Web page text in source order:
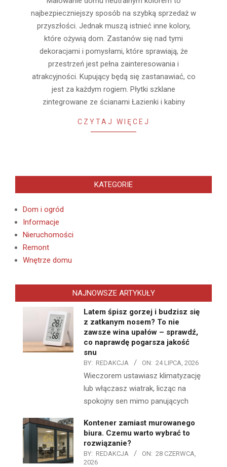
najbezpieczniejszy sposób na szybką sprzedaż w
przyszłości. Jednak muszą istnieć inne kolory,
które ożywią dom. Zastanów się nad tymi
dekoracjami i pomysłami, które sprawiają, że
przestrzeń jest pełna zainteresowania i
atrakcyjności. Kupujący będą się zastanawiać, co
jest za każdym rogiem. Płytki szklane
zintegrowane ze ścianami Łazienki i kabiny
CZYTAJ WIĘCEJ
KATEGORIE
Dom i ogród
Informacje
Nieruchomości
Remont
Wnętrze domu
NAJNOWSZE ARTYKUŁY
Latem śpisz gorzej i budzisz się
z zatkanym nosem? To nie
zawsze wina upałów – sprawdź,
co naprawdę pogarsza jakość
snu
BY: REDAKCJA ON: 24 LIPCA, 2026
Wieczorem ustawiasz klimatyzację
lub włączasz wiatrak, licząc na
spokojny sen mimo panujących
Kontener zamiast murowanego
biura. Czemu warto wybrać to
rozwiązanie?
BY: REDAKCJA ON: 28 CZERWCA,
2026